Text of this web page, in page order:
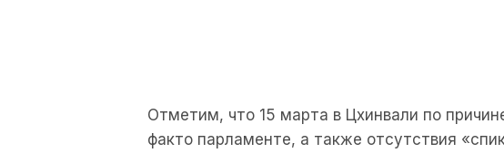
Отметим, что 15 марта в Цхинвали по
факто парламенте, а также отсутствия